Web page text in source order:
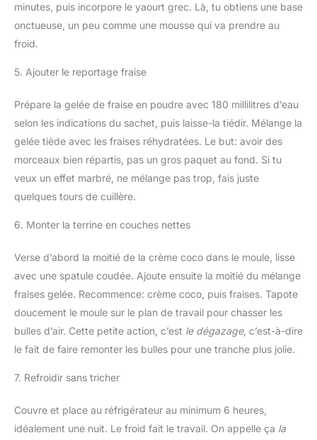
minutes, puis incorpore le yaourt grec. Là, tu obtiens une base
onctueuse, un peu comme une mousse qui va prendre au
froid.
5. Ajouter le reportage fraise
Prépare la gelée de fraise en poudre avec 180 millilitres d’eau
selon les indications du sachet, puis laisse-la tiédir. Mélange la
gelée tiède avec les fraises réhydratées. Le but: avoir des
morceaux bien répartis, pas un gros paquet au fond. Si tu
veux un effet marbré, ne mélange pas trop, fais juste
quelques tours de cuillère.
6. Monter la terrine en couches nettes
Verse d’abord la moitié de la crème coco dans le moule, lisse
avec une spatule coudée. Ajoute ensuite la moitié du mélange
fraises gelée. Recommence: crème coco, puis fraises. Tapote
doucement le moule sur le plan de travail pour chasser les
bulles d’air. Cette petite action, c’est le dégazage, c’est-à-dire
le fait de faire remonter les bulles pour une tranche plus jolie.
7. Refroidir sans tricher
Couvre et place au réfrigérateur au minimum 6 heures,
idéalement une nuit. Le froid fait le travail. On appelle ça la